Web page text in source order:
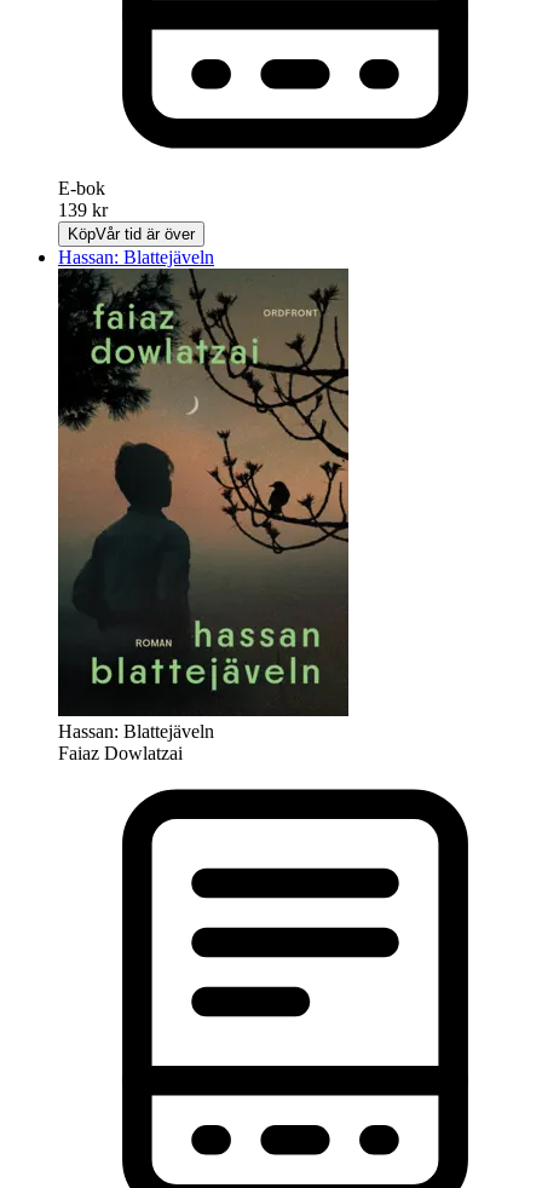
E-bok
139 kr
KöpVår tid är över
Hassan: Blattejäveln
Hassan: Blattejäveln
Faiaz Dowlatzai